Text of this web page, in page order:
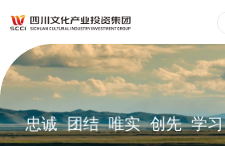
忠诚 团结 唯实 创先 学习